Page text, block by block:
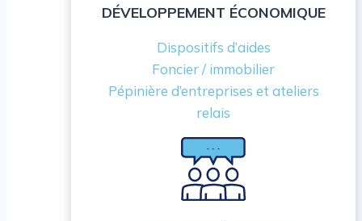
DÉVELOPPEMENT ÉCONOMIQUE
Dispositifs d’aides
Foncier / immobilier
Pépinière d’entreprises et ateliers
relais